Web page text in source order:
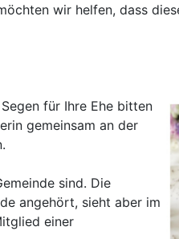
wir helfen, dass
für Ihre Ehe bitten
gemeinsam an der
sind. Die
angehört, sieht aber im
einer